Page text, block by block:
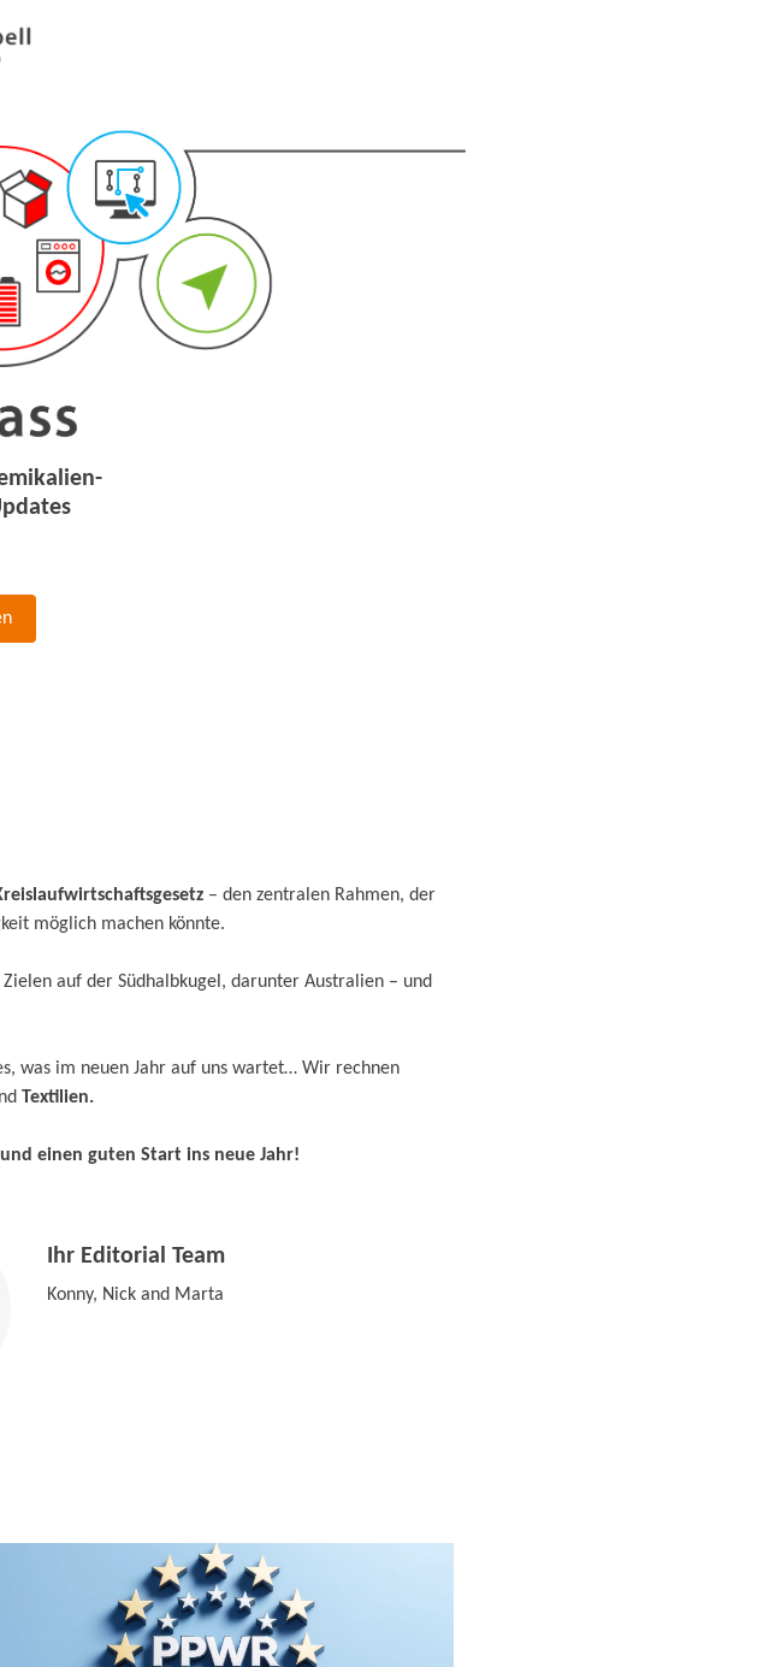
– den zentralen Rahmen, der
möglich machen könnte.
auf der Südhalbkugel, darunter Australien – und
was im neuen Jahr auf uns wartet… Wir rechnen
Textilien.
einen guten Start ins neue Jahr!
Ihr Editorial Team
Konny, Nick and Marta